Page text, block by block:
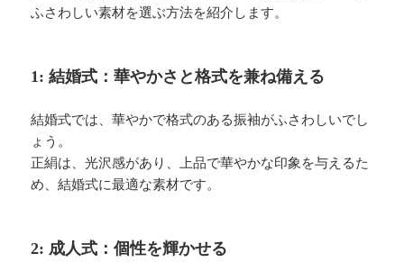
ふさわしい素材を選ぶ方法を紹介します。
1: 結婚式：華やかさと格式を兼ね備える
結婚式では、華やかで格式のある振袖がふさわしいでし
ょう。
正絹は、光沢感があり、上品で華やかな印象を与えるた
め、結婚式に最適な素材です。
2: 成人式：個性を輝かせる